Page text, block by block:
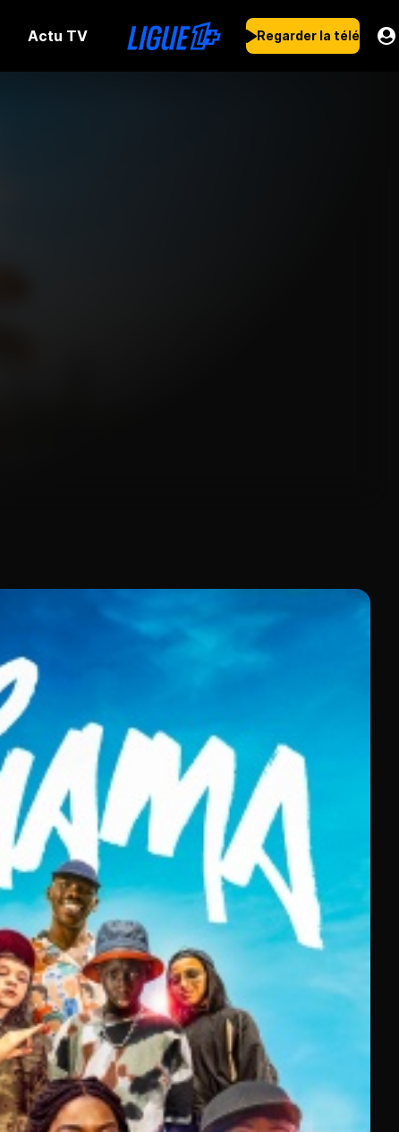
Actu TV Regarder la télé